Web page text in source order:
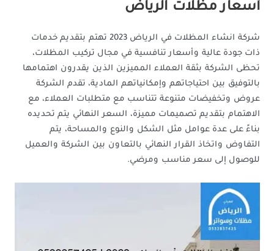
أسعار مظلات الرياض
شركة انشاء المظلات في الرياض 2023 تهتم بتقديم خدمات
ذات جودة عالية وأسعار تنافسية في مجال تركيب المظلات،
تحظى الشركة بثقة العملاء المميزين الذين يقدرون اهتمامها
بالتوفيق بين احتياجاتهم وإمكانياتهم المادية، تقدم الشركة
عروض وتخفيضات متنوعة تتناسب مع متطلبات العملاء، مع
الاهتمام بتقديم تصميمات مميزة، السعر النهائي يتم تحديده
بناءً على عدة عوامل مثل الشكل والنوع والمساحة، يتم
التفاوض واتخاذ القرار النهائي بالتعاون بين الشركة والعميل
للوصول إلى سعر مناسب ومرضي.